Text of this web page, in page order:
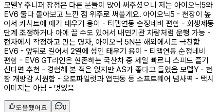
모델Y 주니퍼 장점은 다른 분들이 많이 써주셨으니 저는 아이오닉5와
EV6 둘다 몰아보고 느낀 점 위주로 써볼게요. 아이오닉5 - 천장이 높
아서 카시트에 애기 태우기 용이 - 티맵연동 순정네비 편함 - 회생제동
단계 조정하거나 아예 끌 수도 있어서 내연기관 차량처럼 운행 가능 -
현차에서 작정하고 만든 명차, 아이오닉 5N은 해외에서도 극찬함
EV6 - 앞뒤로 길어서 2열에 성인 태우기 용이 - 티맵연동 순정네비
편함 - EV6 GT라인은 현존하는 국산차 중 제일 빠르니 스피드 즐기
신다면 추천 - 경험해 본 적은 없지만 AS가 좋다고 들었음 모델Y - 천
장 개방감 시원함 - 오토파일럿과 앱연동 등 소프트웨어 넘사벽 - 택시
이미지는 아님 - 멋있음
도움됐어요 0